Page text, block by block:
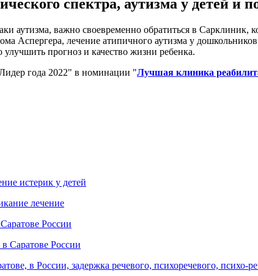
спектра, аутизма у детей и
аутизма, важно своевременно обратиться в Сарклиник,
Аспергера, лечение атипичного аутизма у
прогноз и качество жизни ребенка.
года 2022" в номинации "Лучшая клиника
истерик у детей
лечение
России
Саратове России
в России, задержка речевого, психоречевого, психо-